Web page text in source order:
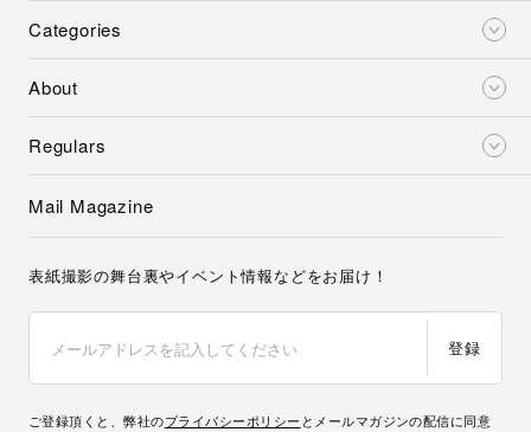
Categories
About
Regulars
Mail Magazine
表紙撮影の舞台裏やイベント情報などをお届け！
登録
ご登録頂くと、弊社のプライバシーポリシー とメールマガジンの配信に同意